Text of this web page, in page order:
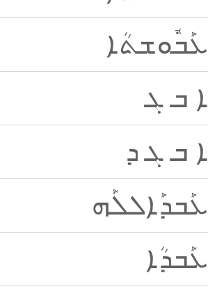
ܥܰܒܽܘܫܬܳܐ
ܐ ܒ ܓ
ܐ ܒ ܓ ܕ
ܥܰܒܕܰܐܠܠܰܗ
ܥܰܒܕܳܐ